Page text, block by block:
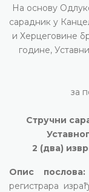
На основу
сарадник у
и Херцеговине
године,
за
Стручни
2 (два)
Опис
регистрара